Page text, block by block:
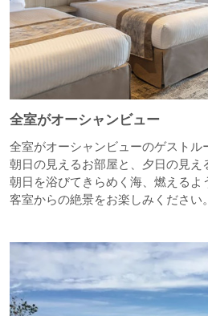
全室がオーシャンビュー
全室がオーシャンビューのゲストル
朝日の見えるお部屋と、夕日の見え
朝日を浴びてきらめく海、燃えるよ
客室からの絶景をお楽しみください。